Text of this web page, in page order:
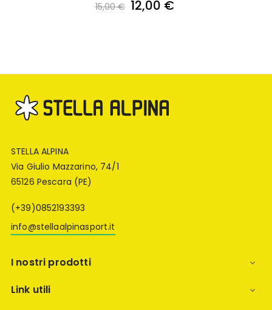
15,00 € 12,00 €
STELLA ALPINA
Via Giulio Mazzarino, 74/1
65126 Pescara (PE)
(+39)0852193393
info@stellaalpinasport.it
I nostri prodotti 
Link utili 